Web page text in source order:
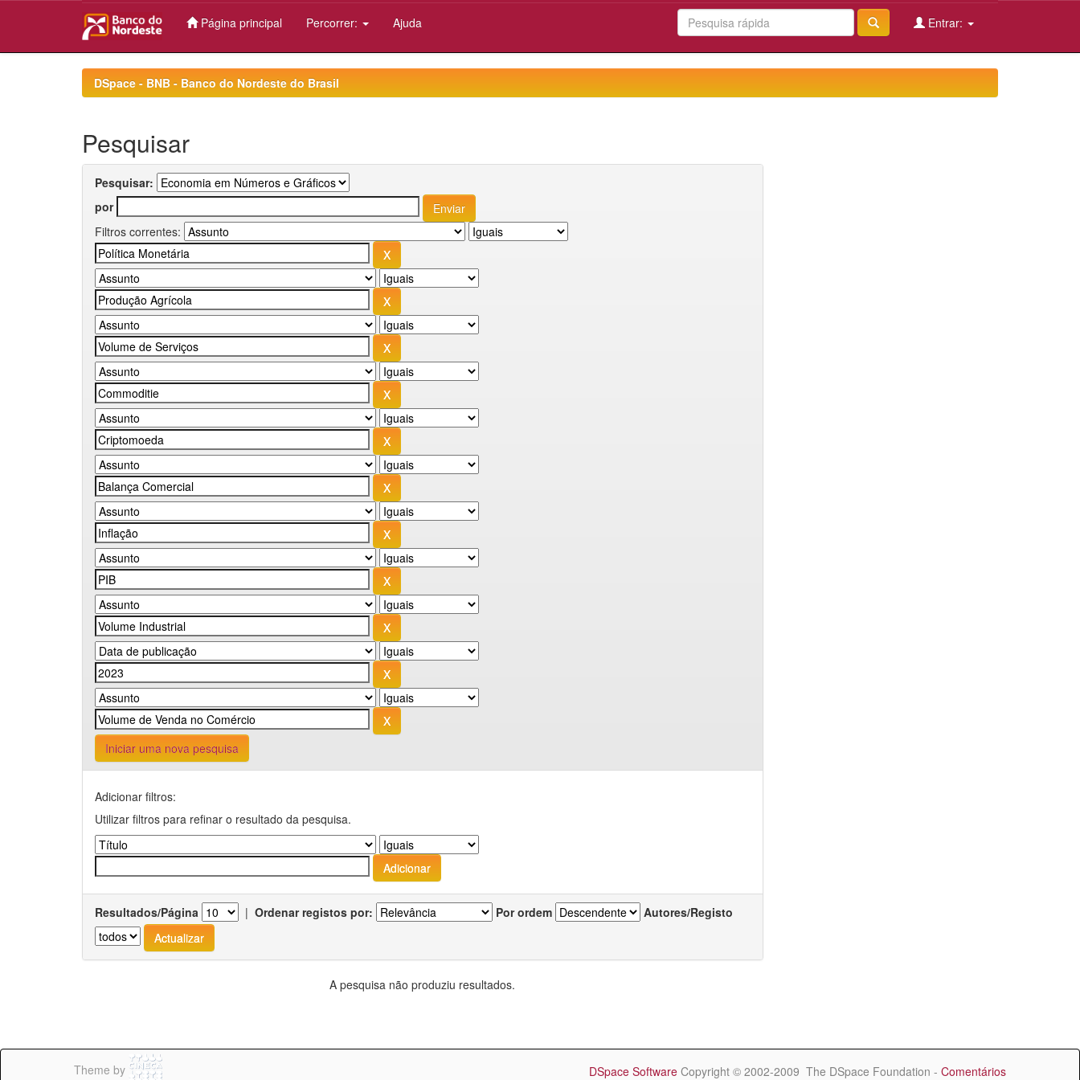
Página principal Percorrer: Ajuda Entrar:
DSpace - BNB - Banco do Nordeste do Brasil
Pesquisar
Pesquisar:
por
Filtros correntes:
Iniciar uma nova pesquisa
Adicionar filtros:
Utilizar filtros para refinar o resultado da pesquisa.
Resultados/Página | Ordenar registos por: Por ordem Autores/Registo
A pesquisa não produziu resultados.
Theme by DSpace Software Copyright © 2002-2009 The DSpace Foundation - Comentários